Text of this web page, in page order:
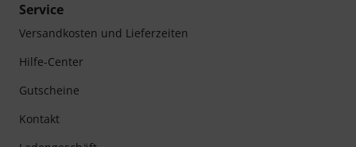
Service
Versandkosten und Lieferzeiten
Hilfe-Center
Gutscheine
Kontakt